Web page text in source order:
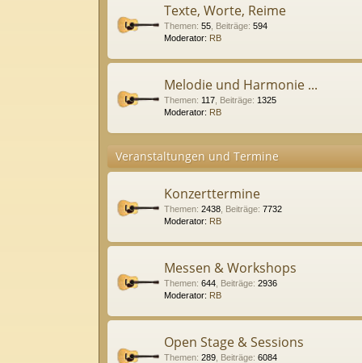
Texte, Worte, Reime
Themen: 55 Beiträge: 594
Moderator: RB
Melodie und Harmonie ...
Themen: 117 Beiträge: 1325
Moderator: RB
Veranstaltungen und Termine
Konzerttermine
Themen: 2438 Beiträge: 7732
Moderator: RB
Messen & Workshops
Themen: 644 Beiträge: 2936
Moderator: RB
Open Stage & Sessions
Themen: 289 Beiträge: 6084